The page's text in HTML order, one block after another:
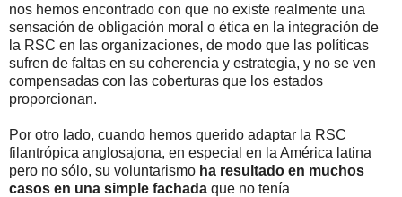
nos hemos encontrado con que no existe realmente una
sensación de obligación moral o ética en la integración de
la RSC en las organizaciones, de modo que las políticas
sufren de faltas en su coherencia y estrategia, y no se ven
compensadas con las coberturas que los estados
proporcionan.
Por otro lado, cuando hemos querido adaptar la RSC
filantrópica anglosajona, en especial en la América latina
pero no sólo, su voluntarismo ha resultado en muchos
casos en una simple fachada que no tenía